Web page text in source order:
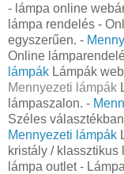
- lámpa online
lámpa rendelés -
egyszerűen. -
Online
lámpák Lámpák
Mennyezeti lámpák
lámpaszalon. -
Széles
Mennyezeti lámpák
kristály / klassztikus
lámpa outlet -